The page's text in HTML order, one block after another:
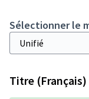
Sélectionner le
Titre (Français)